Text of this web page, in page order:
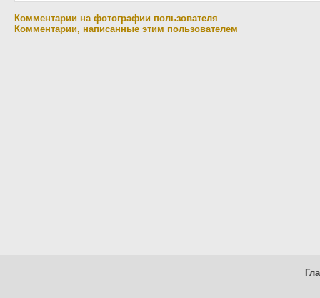
Комментарии на фотографии пользователя
Комментарии, написанные этим пользователем